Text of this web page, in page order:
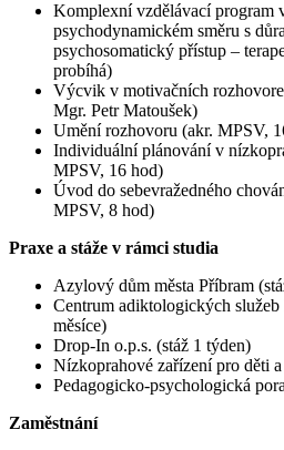
Komplexní vzdělávací program
psychodynamickém směru s
psychosomatický přístup –
probíhá)
Výcvik v motivačních
Mgr. Petr Matoušek)
Umění rozhovoru (akr. MPSV,
Individuální plánování v
MPSV, 16 hod)
Úvod do sebevražedného
MPSV, 8 hod)
Praxe a stáže v rámci studia
Azylový dům města Příbram
Centrum adiktologických služeb
měsíce)
Drop-In o.p.s. (stáž 1 týden)
Nízkoprahové zařízení pro děti
Pedagogicko-psychologická
Zaměstnání